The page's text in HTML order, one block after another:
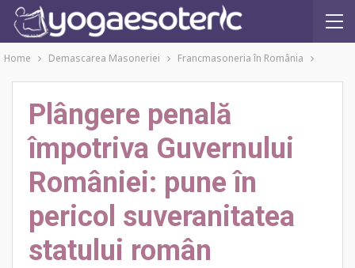
Home Demascarea Masoneriei Francmasoneria în România
Plângere penală
împotriva Guvernului
României: pune în
pericol suveranitatea
statului român